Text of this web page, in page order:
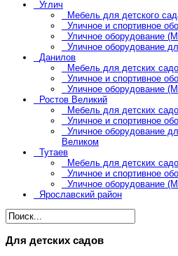
Углич
Мебель для детского
Уличное и спортивное
Уличное оборудование
Уличное оборудование
Данилов
Мебель для детских
Уличное и спортивное
Уличное оборудование
Ростов Великий
Мебель для детских
Уличное и спортивное
Уличное оборудование
Великом
Тутаев
Мебель для детских
Уличное и спортивное
Уличное оборудование
Ярославский район
Для детских садов